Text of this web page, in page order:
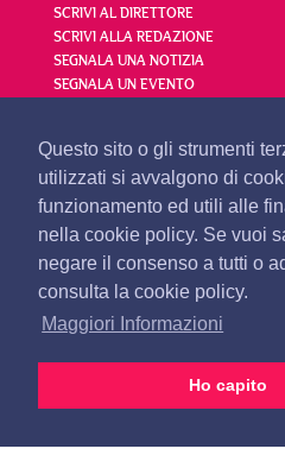
Questo sito o gli strumenti
utilizzati si avvalgono di
funzionamento ed utili alle
nella cookie policy. Se vuoi
negare il consenso a tutti o
consulta la cookie policy.
Maggiori Informazioni
Ho capito
SCRIVI AL DIRETTORE
SCRIVI ALLA REDAZIONE
SEGNALA UNA NOTIZIA
SEGNALA UN EVENTO
REDAZIONE PUBBLICITÀ PRIVACY E